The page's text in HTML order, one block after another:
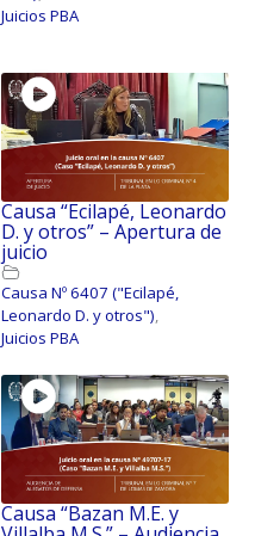
Juicios PBA
Causa “Ecilapé, Leonardo
D. y otros” – Apertura de
juicio
Causa Nº 6407 ("Ecilapé,
Leonardo D. y otros")
Juicios PBA
Causa “Bazan M.E. y